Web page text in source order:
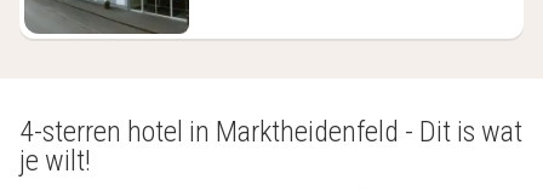
4-sterren hotel in Marktheidenfeld - Dit is wat
je wilt!